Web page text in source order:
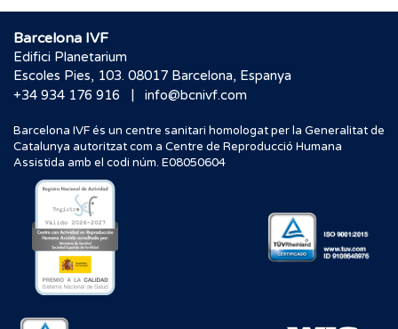
Barcelona IVF
Edifici Planetarium
Escoles Pies, 103. 08017 Barcelona, Espanya
+34 934 176 916
| info@bcnivf.com
Barcelona IVF és un centre sanitari homologat per la Generalitat de
Catalunya autoritzat com a Centre de Reproducció Humana
Assistida amb el codi núm. E08050604